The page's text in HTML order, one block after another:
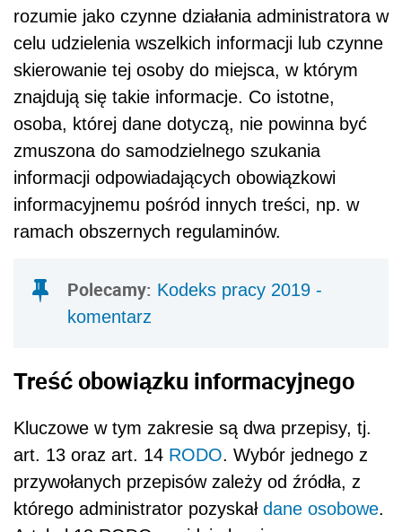
rozumie jako czynne działania administratora w
celu udzielenia wszelkich informacji lub czynne
skierowanie tej osoby do miejsca, w którym
znajdują się takie informacje. Co istotne,
osoba, której dane dotyczą, nie powinna być
zmuszona do samodzielnego szukania
informacji odpowiadających obowiązkowi
informacyjnemu pośród innych treści, np. w
ramach obszernych regulaminów.
Polecamy: Kodeks pracy 2019 -
komentarz
Treść obowiązku informacyjnego
Kluczowe w tym zakresie są dwa przepisy, tj.
art. 13 oraz art. 14 RODO. Wybór jednego z
przywołanych przepisów zależy od źródła, z
którego administrator pozyskał dane osobowe.